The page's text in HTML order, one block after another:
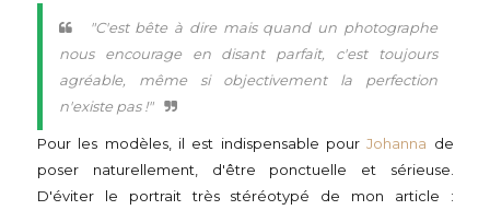
"C'est bête à dire mais quand un photographe
nous encourage en disant parfait, c'est toujours
agréable, même si objectivement la perfection
n'existe pas !"
Pour les modèles, il est indispensable pourJohanna de
poser naturellement, d'être ponctuelle et sérieuse.
D'éviter le portrait très stéréotypé de mon article :